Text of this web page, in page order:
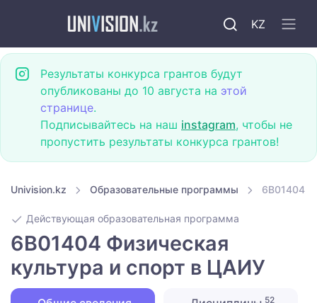
KZ
Результаты конкурса грантов будут
опубликованы до 10 августа на этой
странице.
Подписывайтесь на наш instagram, чтобы не
пропустить результаты конкурса грантов!
Univision.kz Образовательные программы 6B01404
Действующая образовательная программа
6B01404 Физическая
культура и спорт в ЦАИУ
52